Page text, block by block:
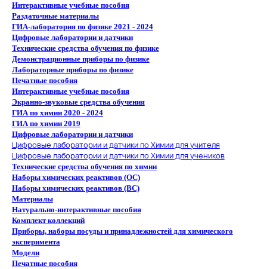
Интерактивные учебные пособия
Раздаточные материалы
ГИА-лаборатория по физике 2021 - 2024
Цифровые лаборатории и датчики
Технические средства обучения по физике
Демонстрационные приборы по физике
Лабораторные приборы по физике
Печатные пособия
Интерактивные учебные пособия
Экранно-звуковые средства обучения
ГИА по химии 2020 - 2024
ГИА по химии 2019
Цифровые лаборатории и датчики
Цифровые лаборатории и датчики по Химии для учителя
Цифровые лаборатории и датчики по Химии для учеников
Технические средства обучения по химии
Наборы химических реактивов (ОС)
Наборы химических реактивов (ВС)
Материалы
Натурально-интерактивные пособия
Комплект коллекций
Приборы, наборы посуды и принадлежностей для химического
эксперимента
Модели
Печатные пособия